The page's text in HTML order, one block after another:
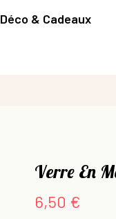
Déco & Cadeaux
Verre En
6,50 €